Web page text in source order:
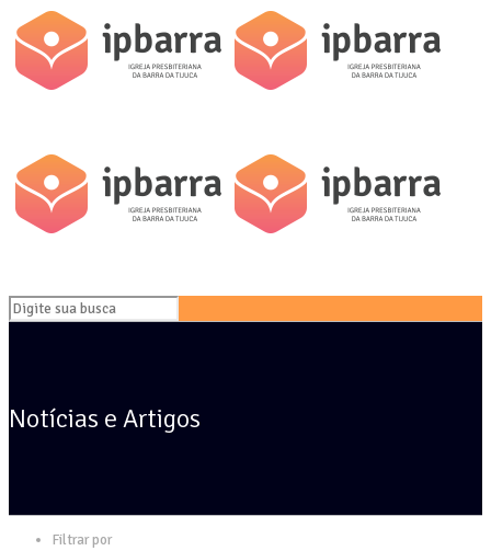
Notícias e Artigos
Filtrar por